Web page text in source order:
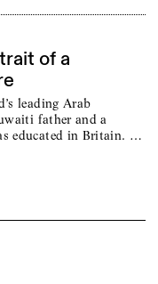
of a
leading Arab
father and a
educated in Britain. …